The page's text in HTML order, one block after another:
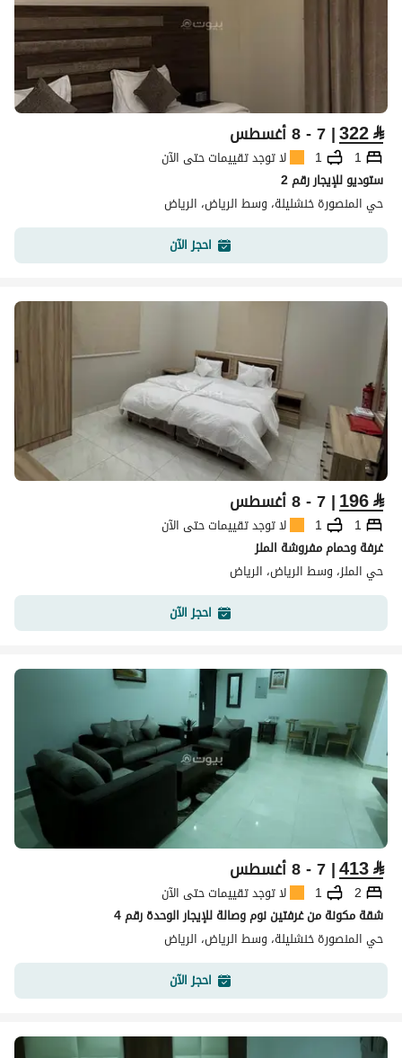
⃁
322| 7 - 8 أغسطس
1
1
لا توجد تقييمات حتى الآن
ستوديو للإيجار رقم 2
حي المنصورة خنشليلة، وسط الرياض، الرياض
احجز الآن
⃁
196| 7 - 8 أغسطس
1
1
لا توجد تقييمات حتى الآن
غرفة وحمام مفروشة الملز
حي الملز، وسط الرياض، الرياض
احجز الآن
⃁
413| 7 - 8 أغسطس
2
1
لا توجد تقييمات حتى الآن
شقة مكونة من غرفتين نوم وصالة للإيجار الوحدة رقم 4
حي المنصورة خنشليلة، وسط الرياض، الرياض
احجز الآن